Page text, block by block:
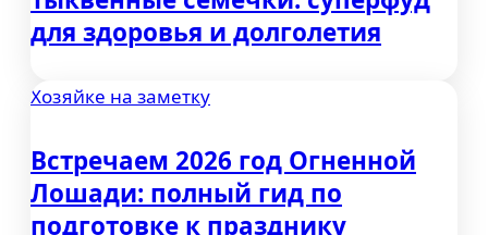
для здоровья и долголетия
Хозяйке на заметку
Встречаем 2026 год Огненной
Лошади: полный гид по
подготовке к празднику